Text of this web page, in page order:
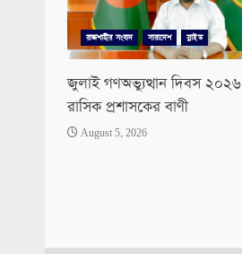
রাজশাহীর সংবাদ সারাদেশ স্লাইড
জুলাই গণঅভ্যুত্থান দিবস
রাসিক প্রশাসকের বাণী
August 5, 2026